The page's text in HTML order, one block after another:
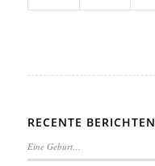
RECENTE BERICHTEN
Eine Geburt…